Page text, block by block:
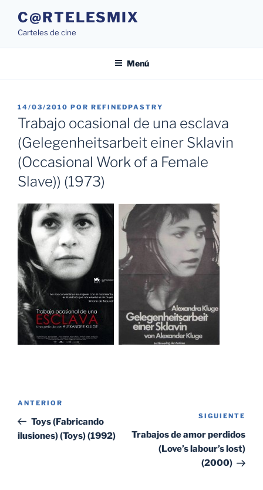
contenido
C@RTELESMIX
Carteles de cine
Menú
PUBLICADO
EL
14/03/2010 POR REFINEDPASTRY
Trabajo ocasional de una esclava
(Gelegenheitsarbeit einer Sklavin
(Occasional Work of a Female
Slave)) (1973)
entradas
Entrada
anterior:
ANTERIOR
Toys (Fabricando
ilusiones) (Toys) (1992)
SIGUIENTE
Trabajos de amor perdidos
(Love’s labour’s lost)
(2000)